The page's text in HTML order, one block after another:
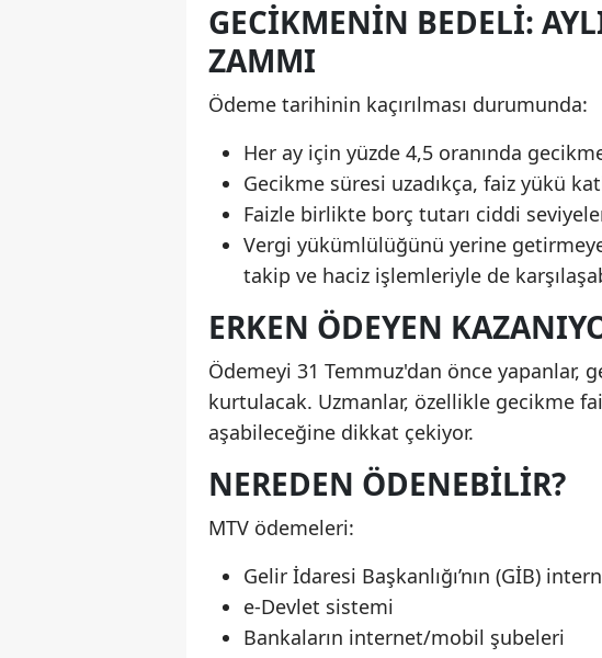
GECIKMENIN BEDELI:
ZAMMI
Ödeme tarihinin kaçırılması durumunda:
Her ay için yüzde 4,5 oranında
Gecikme süresi uzadıkça, faiz yükü
Faizle birlikte borç tutarı ciddi
Vergi yükümlülüğünü yerine
takip ve haciz işlemleriyle de
ERKEN ÖDEYEN
Ödemeyi 31 Temmuz'dan önce yapanlar,
kurtulacak. Uzmanlar, özellikle gecikme
aşabileceğine dikkat çekiyor.
NEREDEN ÖDENEBILIR?
MTV ödemeleri:
Gelir İdaresi Başkanlığı’nın (GİB)
e-Devlet sistemi
Bankaların internet/mobil şubeleri